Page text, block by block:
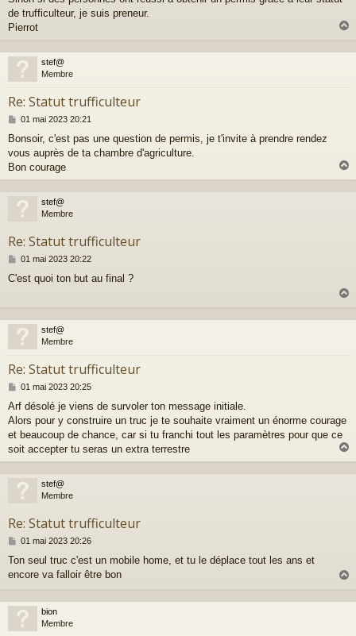
de trufficulteur, je suis preneur.
Pierrot
u
stef@
Membre
Re: Statut trufficulteur
M
s
s
a
g
01 mai 2023 20:21
Bonsoir, c'est pas une question de permis, je t'invite à prendre rendez
vous auprès de ta chambre d'agriculture.
Bon courage
a
stef@
Membre
Re: Statut trufficulteur
M
s
e
01 mai 2023 20:22
C'est quoi ton but au final ?
u
stef@
Membre
Re: Statut trufficulteur
M
s
s
a
g
01 mai 2023 20:25
Arf désolé je viens de survoler ton message initiale.
Alors pour y construire un truc je te souhaite vraiment un énorme courage
et beaucoup de chance, car si tu franchi tout les paramètres pour que ce
soit accepter tu seras un extra terrestre
a
stef@
Membre
Re: Statut trufficulteur
M
s
s
e
01 mai 2023 20:26
Ton seul truc c'est un mobile home, et tu le déplace tout les ans et
encore va falloir être bon
u
bion
Membre